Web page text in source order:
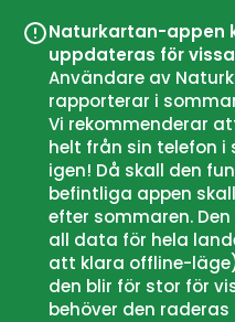
Naturkartan-appen
uppdateras för
Användare av
rapporterar i
Vi rekommenderar
helt från sin telefon
igen! Då skall den
befintliga appen
efter sommaren.
all data för hela
att klara offline-
den blir för stor för
behöver den